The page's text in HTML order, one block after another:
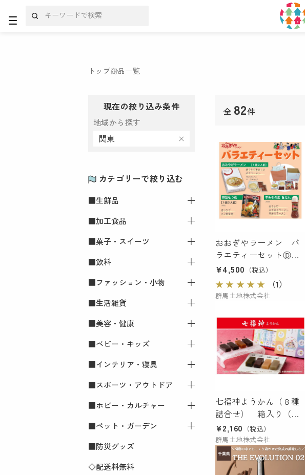
トップ商品一覧
現在の絞り込み条件
地域から探す
関東
カテゴリーで絞り込む
■生鮮品
すべての■生鮮品
肉
魚介・海産物
果物・フルーツ
野菜
米・パン・麺
卵
■加工食品
すべての■加工食品
調味料
乳製品
惣菜・加工品
■菓子・スイーツ
すべての■菓子・スイーツ
焼き菓子
ケーキ
和菓子
アイスクリーム・プリン・チ
■飲料
すべての■飲料
アルコール飲料
ワイン
日本酒
ビール
その他アルコール飲料
ソフトドリンク・珈琲・紅茶
■ファッション・小物
すべての■ファッション・小
■生活雑貨
すべての■生活雑貨
食器・キッチン用品
生活用品
■美容・健康
すべての■美容・健康
美容
健康
■ベビー・キッズ
すべての■ベビー・キッズ
ベビー・キッズ
■インテリア・寝具
すべての■インテリア・寝具
インテリア・エクステリア
インテリア雑貨
■スポーツ・アウトドア
すべての■スポーツ・アウト
■ホビー・カルチャー
すべての■ホビー・カルチャ
■ペット・ガーデン
すべての■ペット・ガーデン
ペット
■防災グッズ
◇配送料無料
全 82件
おおぎやラーメン バ
ラエティーセットⒹセ
ット（おみやげラーメ
ン ✕ ３（６人前）
＋ 特製もつ煮 ✕
だれ ✕ 1
¥4,500 （税込）
★★ ★★★ （1）
群馬土地株式会社
七福神ようかん（８種
詰合せ） 箱入り（８
個入り）（SY-28)
¥2,160 （税込）
群馬土地株式会社